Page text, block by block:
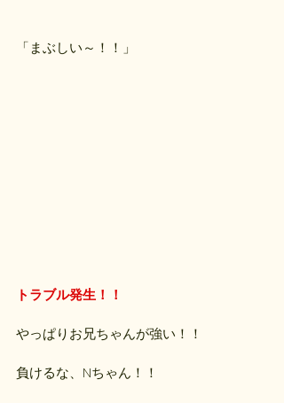
「まぶしい～！！」
トラブル発生！！
やっぱりお兄ちゃんが強い！！
負けるな、Nちゃん！！